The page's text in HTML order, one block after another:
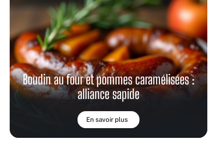
Boudin au four et pommes caramélisées :
alliance sapide
En savoir plus